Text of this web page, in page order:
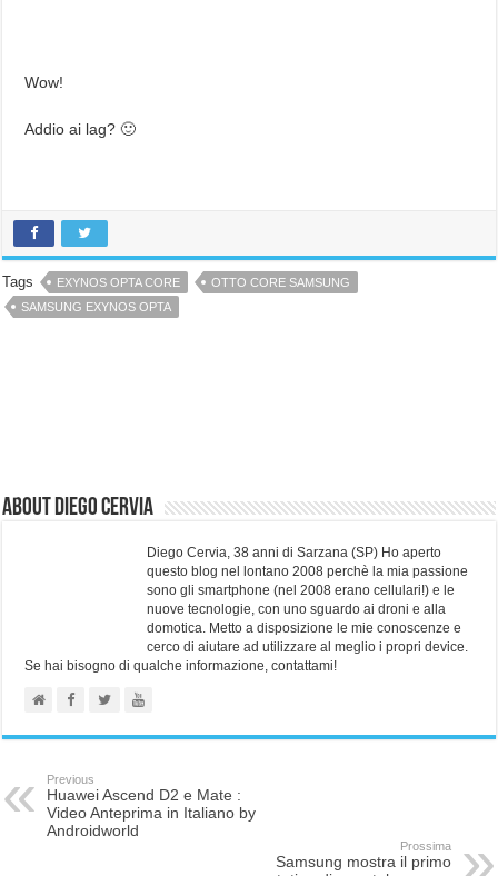
Wow!
Addio ai lag? 🙂
Tags EXYNOS OPTA CORE
OTTO CORE SAMSUNG
SAMSUNG EXYNOS OPTA
About Diego Cervia
Diego Cervia, 38 anni di Sarzana (SP) Ho aperto
questo blog nel lontano 2008 perchè la mia passione
sono gli smartphone (nel 2008 erano cellulari!) e le
nuove tecnologie, con uno sguardo ai droni e alla
domotica. Metto a disposizione le mie conoscenze e
cerco di aiutare ad utilizzare al meglio i propri device.
Se hai bisogno di qualche informazione, contattami!
Previous
Huawei Ascend D2 e Mate :
Video Anteprima in Italiano by
Androidworld
Prossima
Samsung mostra il primo